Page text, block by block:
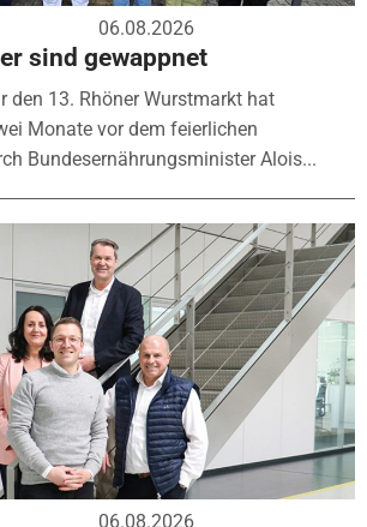
06.08.2026
sind gewappnet
den 13. Rhöner Wurstmarkt hat
Monate vor dem feierlichen
Bundesernährungsminister Alois...
06.08.2026